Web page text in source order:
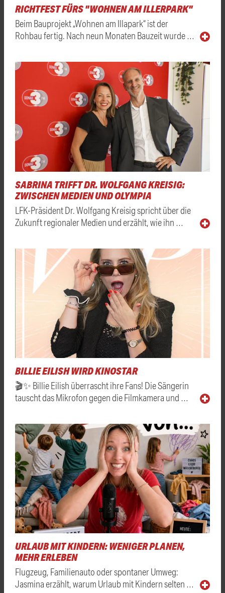
RICHTFEST FÜRS "WOHNEN AM ILLERPARK"
Beim Bauprojekt „Wohnen am Illapark“ ist der
Rohbau fertig. Nach neun Monaten Bauzeit wurde …
SABRINA TRIFFT DR. WOLFGANG KREISIG:
ZWISCHEN MEDIEN UND OLYMPIA
LFK-Präsident Dr. Wolfgang Kreisig spricht über die
Zukunft regionaler Medien und erzählt, wie ihn …
BILLIE EILISH WIRD KINOSTAR
🎬✨ Billie Eilish überrascht ihre Fans! Die Sängerin
tauscht das Mikrofon gegen die Filmkamera und …
URLAUB MIT KINDERN: WENIGER PLANEN,
MEHR ERLEBEN
Flugzeug, Familienauto oder spontaner Umweg:
Jasmina erzählt, warum Urlaub mit Kindern selten …